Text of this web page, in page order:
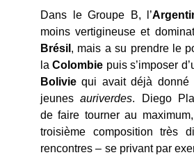
Dans le Groupe B, l’
moins vertigineuse et
Brésil , mais a su prendre le
laColombie puis s’imposer
Bolivie qui avait déjà
jeunesauriverdes. Diego
de faire tourner au
troisième composition très
rencontres – se privant par